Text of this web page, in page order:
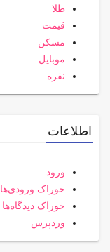
طلا
قیمت
مسکن
موبایل
نقره
اطلاعات
ورود
خوراک ورودی‌ها
خوراک دیدگاه‌ها
وردپرس